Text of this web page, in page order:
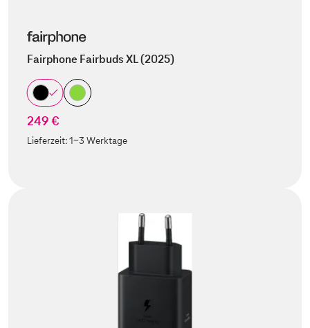
Fairphone Fairbuds XL (2025)
249 €
Lieferzeit:1-3 Werktage